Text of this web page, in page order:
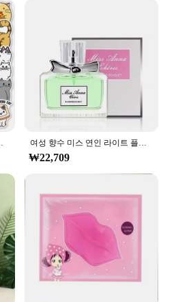
perfect for sharing or
Easy to apply and
of sizes to suit different
Artist**
with the Miss Cat Tattoo
add a touch of whimsy to
stickers are not just your
they are a canvas for
you're attending a themed
accessory, or simply
to your daily look,
enough to fit any
장고 장식, 10 개, 30 개, 50 개 여성 향수 미스 연인 라이트 플로럴 노트, 오리지널 데일리 데이트 향수, 지속되는 향수, 페로몬 라이트 향수, 50ml
₩22,709